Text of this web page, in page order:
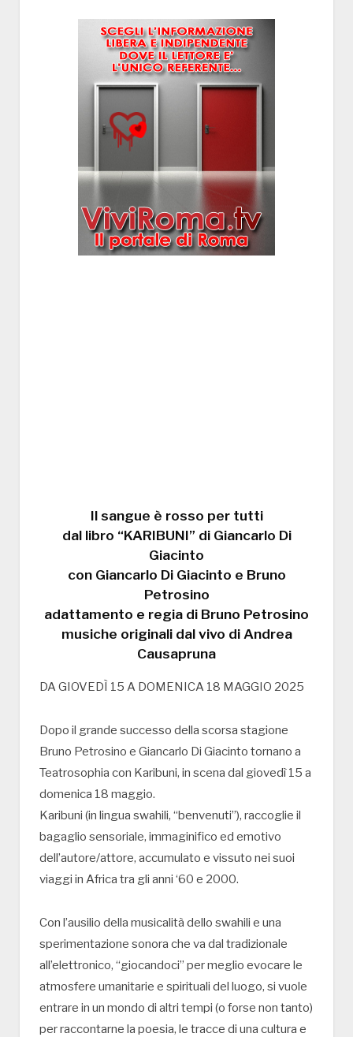
Il sangue è rosso per tutti
dal libro “KARIBUNI” di Giancarlo Di
Giacinto
con Giancarlo Di Giacinto e Bruno
Petrosino
adattamento e regia di Bruno Petrosino
musiche originali dal vivo di Andrea
Causapruna
DA GIOVEDÌ 15 A DOMENICA 18 MAGGIO 2025
Dopo il grande successo della scorsa stagione
Bruno Petrosino e Giancarlo Di Giacinto tornano a
Teatrosophia con Karibuni, in scena dal giovedì 15 a
domenica 18 maggio.
Karibuni (in lingua swahili, “benvenuti”), raccoglie il
bagaglio sensoriale, immaginifico ed emotivo
dell’autore/attore, accumulato e vissuto nei suoi
viaggi in Africa tra gli anni ‘60 e 2000.
Con l’ausilio della musicalità dello swahili e una
sperimentazione sonora che va dal tradizionale
all’elettronico, “giocandoci” per meglio evocare le
atmosfere umanitarie e spirituali del luogo, si vuole
entrare in un mondo di altri tempi (o forse non tanto)
per raccontarne la poesia, le tracce di una cultura e